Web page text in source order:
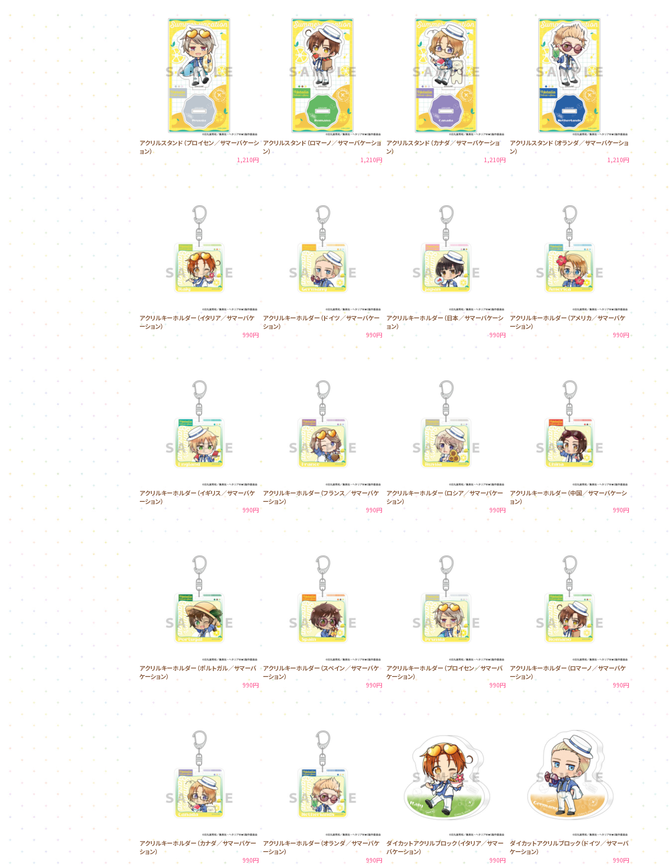
アクリルスタンド（プロイセン／サマーバケーシ
ョン）
1,210円
アクリルスタンド（ロマーノ／サマーバケーショ
ン）
1,210円
アクリルスタンド（カナダ／サマーバケーショ
ン）
1,210円
アクリルスタンド（オランダ／サマーバケーショ
ン）
1,210円
アクリルキーホルダー（イタリア／サマーバケ
ーション）
990円
アクリルキーホルダー（ドイツ／サマーバケー
ション）
990円
アクリルキーホルダー（日本／サマーバケーシ
ョン）
990円
アクリルキーホルダー（アメリカ／サマーバケ
ーション）
990円
アクリルキーホルダー（イギリス／サマーバケ
ーション）
990円
アクリルキーホルダー（フランス／サマーバケ
ーション）
990円
アクリルキーホルダー（ロシア／サマーバケー
ション）
990円
アクリルキーホルダー（中国／サマーバケーシ
ョン）
990円
アクリルキーホルダー（ポルトガル／サマーバ
ケーション）
990円
アクリルキーホルダー（スペイン／サマーバケ
ーション）
990円
アクリルキーホルダー（プロイセン／サマーバ
ケーション）
990円
アクリルキーホルダー（ロマーノ／サマーバケ
ーション）
990円
アクリルキーホルダー（カナダ／サマーバケー
ション）
990円
アクリルキーホルダー（オランダ／サマーバケ
ーション）
990円
ダイカットアクリルブロック（イタリア／サマー
バケーション）
990円
ダイカットアクリルブロック（ドイツ／サマーバ
ケーション）
990円